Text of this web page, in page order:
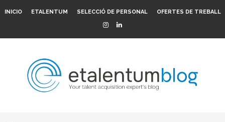
INICIO ETALENTUM SELECCIÓ DE PERSONAL OFERTES DE TREBALL